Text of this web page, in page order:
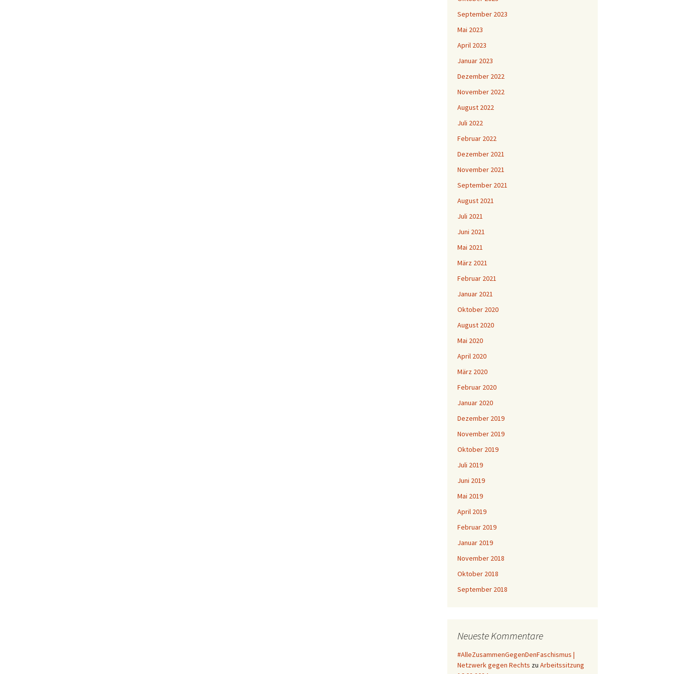
September 2023
Mai 2023
April 2023
Januar 2023
Dezember 2022
November 2022
August 2022
Juli 2022
Februar 2022
Dezember 2021
November 2021
September 2021
August 2021
Juli 2021
Juni 2021
Mai 2021
März 2021
Februar 2021
Januar 2021
Oktober 2020
August 2020
Mai 2020
April 2020
März 2020
Februar 2020
Januar 2020
Dezember 2019
November 2019
Oktober 2019
Juli 2019
Juni 2019
Mai 2019
April 2019
Februar 2019
Januar 2019
November 2018
Oktober 2018
September 2018
Neueste Kommentare
#AlleZusammenGegenDenFaschismus |
Netzwerk gegen Rechts zu Arbeitssitzung